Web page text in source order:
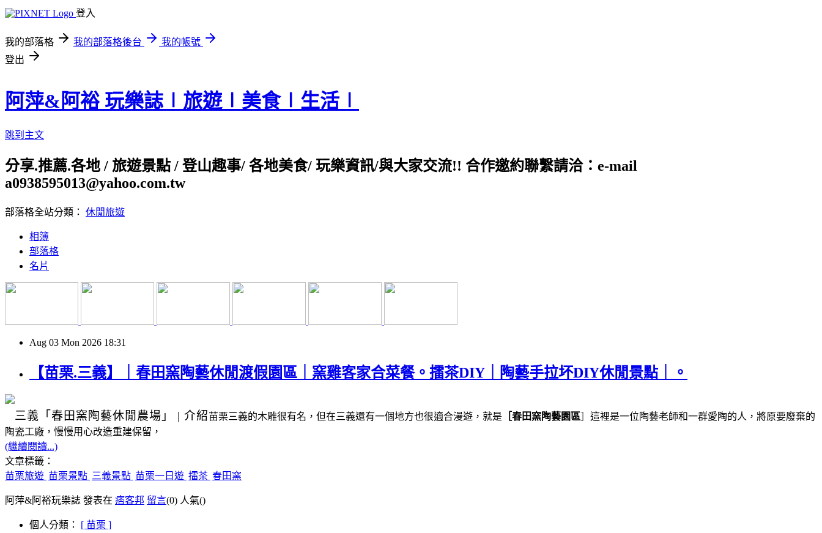
登入
我的部落格 我的部落格後台
我的帳號
登出
阿萍&阿裕 玩樂誌∣旅遊∣美食∣生活∣
跳到主文
分享.推薦.各地 / 旅遊景點 / 登山趣事/ 各地美食/ 玩樂資訊/與大家交流!! 合作邀約聯繫請洽：e-mail
a0938595013@yahoo.com.tw
部落格全站分類： 休閒旅遊
相簿
部落格
名片
Aug 03 Mon 2026 18:31
【苗栗.三義】｜春田窯陶藝休閒渡假園區｜窯雞客家合菜餐。擂茶DIY｜陶藝手拉坏DIY休閒景點｜。
三義 「春田窯陶藝休閒農場」 | 介紹苗栗三義的木雕很有名，但在三義還有一個地方也很適合漫遊，就是 ［春田窯陶藝園區
這裡是一位陶藝老師和一群愛陶的人，將原要廢棄的
陶瓷工廠，慢慢用心改造重建保留，
(繼續閱讀...)
文章標籤：
苗栗旅遊 苗栗景點 三義景點 苗栗一日遊 擂茶 春田窯
阿萍&阿裕玩樂誌 發表在 痞客邦 留言(0) 人氣()
個人分類： [ 苗栗 ]